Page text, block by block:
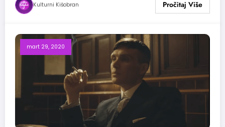
Kulturni Kišobran
mart 29, 2020